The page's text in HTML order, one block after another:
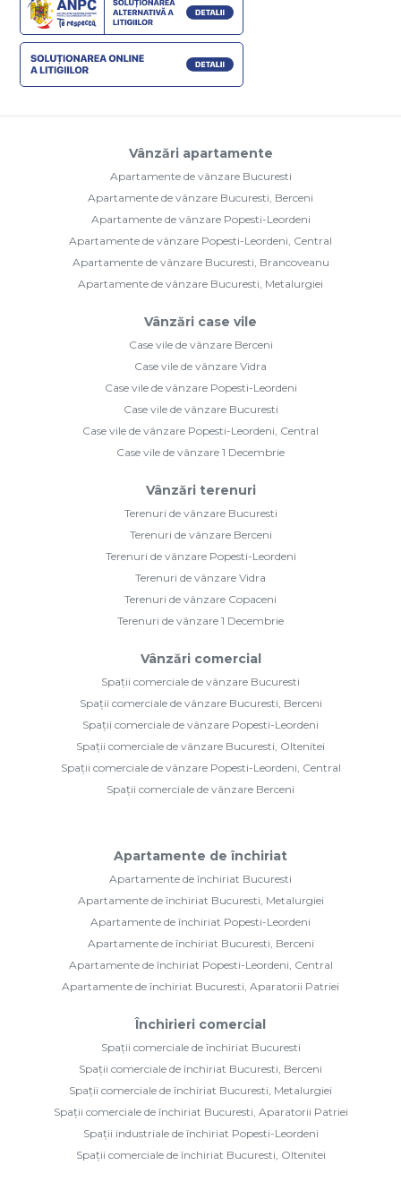
Vânzări apartamente
Apartamente de vânzare Bucuresti
Apartamente de vânzare Bucuresti, Berceni
Apartamente de vânzare Popesti-Leordeni
Apartamente de vânzare Popesti-Leordeni, Central
Apartamente de vânzare Bucuresti, Brancoveanu
Apartamente de vânzare Bucuresti, Metalurgiei
Vânzări case vile
Case vile de vânzare Berceni
Case vile de vânzare Vidra
Case vile de vânzare Popesti-Leordeni
Case vile de vânzare Bucuresti
Case vile de vânzare Popesti-Leordeni, Central
Case vile de vânzare 1 Decembrie
Vânzări terenuri
Terenuri de vânzare Bucuresti
Terenuri de vânzare Berceni
Terenuri de vânzare Popesti-Leordeni
Terenuri de vânzare Vidra
Terenuri de vânzare Copaceni
Terenuri de vânzare 1 Decembrie
Vânzări comercial
Spații comerciale de vânzare Bucuresti
Spații comerciale de vânzare Bucuresti, Berceni
Spații comerciale de vânzare Popesti-Leordeni
Spații comerciale de vânzare Bucuresti, Oltenitei
Spații comerciale de vânzare Popesti-Leordeni, Central
Spații comerciale de vânzare Berceni
Apartamente de închiriat
Apartamente de închiriat Bucuresti
Apartamente de închiriat Bucuresti, Metalurgiei
Apartamente de închiriat Popesti-Leordeni
Apartamente de închiriat Bucuresti, Berceni
Apartamente de închiriat Popesti-Leordeni, Central
Apartamente de închiriat Bucuresti, Aparatorii Patriei
Închirieri comercial
Spații comerciale de închiriat Bucuresti
Spații comerciale de închiriat Bucuresti, Berceni
Spații comerciale de închiriat Bucuresti, Metalurgiei
Spații comerciale de închiriat Bucuresti, Aparatorii Patriei
Spații industriale de închiriat Popesti-Leordeni
Spații comerciale de închiriat Bucuresti, Oltenitei